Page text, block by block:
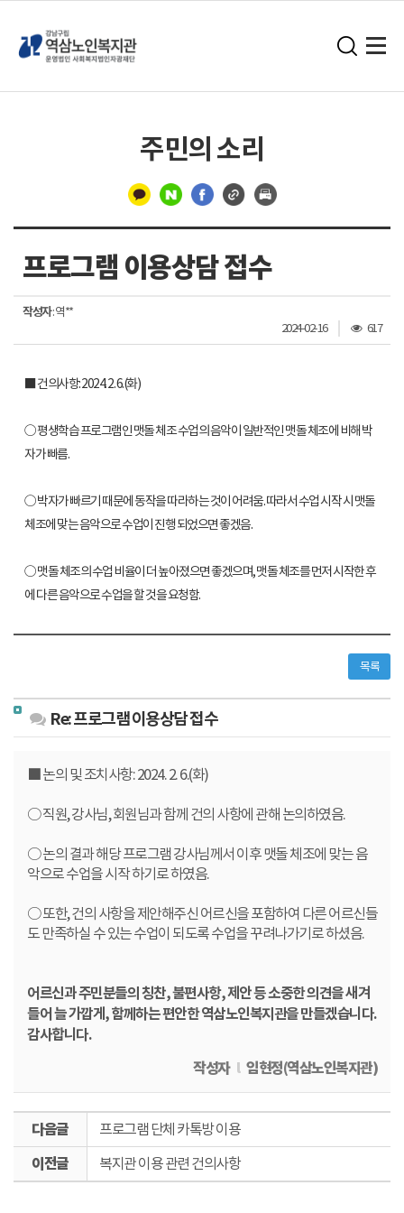
주민의 소리
분
선
프로그램 이용상담 접수
작성자: 역**
2024-02-16
조
회
617
■ 건의사항: 2024. 2. 6.(화)
○ 평생학습 프로그램인 맷돌 체조 수업의 음악이 일반적인 맷돌 체조에 비해 박
자가 빠름.
○ 박자가 빠르기 때문에 동작을 따라하는 것이 어려움. 따라서 수업 시작 시 맷돌
체조에 맞는 음악으로 수업이 진행 되었으면 좋겠음.
○ 맷돌 체조의 수업 비율이 더 높아졌으면 좋겠으며, 맷돌 체조를 먼저 시작한 후
에 다른 음악으로 수업을 할 것을 요청함.
목록
Re: 프로그램 이용상담 접수
■ 논의 및 조치사항: 2024. 2. 6.(화)
○ 직원, 강사님, 회원님과 함께 건의 사항에 관해 논의하였음.
○ 논의 결과 해당 프로그램 강사님께서 이후 맷돌 체조에 맞는 음
악으로 수업을 시작 하기로 하였음.
○ 또한, 건의 사항을 제안해주신 어르신을 포함하여 다른 어르신들
도 만족하실 수 있는 수업이 되도록 수업을 꾸려나가기로 하셨음.
어르신과 주민분들의 칭찬, 불편사항, 제안 등 소중한 의견을 새겨
들어 늘 가깝게, 함께하는 편안한 역삼노인복지관을 만들겠습니다.
감사합니다.
작성자 l 임현정(역삼노인복지관)
프로그램 단체 카톡방 이용
복지관 이용 관련 건의사항